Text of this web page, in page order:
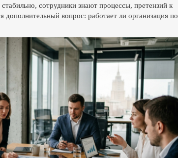
сотрудники знают процессы, претензий к
дополнительный вопрос: работает ли организация по